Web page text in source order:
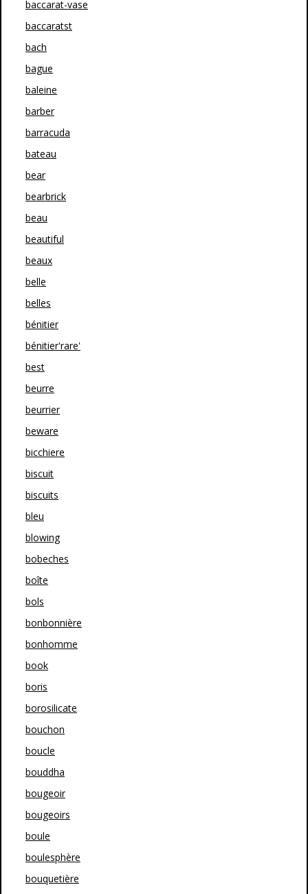
baccarat-vase
baccaratst
bach
bague
baleine
barber
barracuda
bateau
bear
bearbrick
beau
beautiful
beaux
belle
belles
bénitier
bénitier'rare'
best
beurre
beurrier
beware
bicchiere
biscuit
biscuits
bleu
blowing
bobeches
boîte
bols
bonbonnière
bonhomme
book
boris
borosilicate
bouchon
boucle
bouddha
bougeoir
bougeoirs
boule
boulesphère
bouquetière